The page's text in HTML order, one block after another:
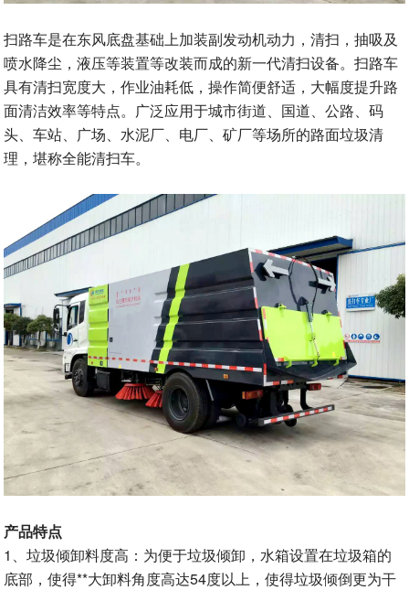
扫路车是在东风底盘基础上加装副发动机动力，清扫，抽吸及
喷水降尘，液压等装置等改装而成的新一代清扫设备。扫路车
具有清扫宽度大，作业油耗低，操作简便舒适，大幅度提升路
面清洁效率等特点。广泛应用于城市街道、国道、公路、码
头、车站、广场、水泥厂、电厂、矿厂等场所的路面垃圾清
理，堪称全能清扫车。
产品特点
1、垃圾倾卸料度高：为便于垃圾倾卸，水箱设置在垃圾箱的
底部，使得**大卸料角度高达54度以上，使得垃圾倾倒更为干